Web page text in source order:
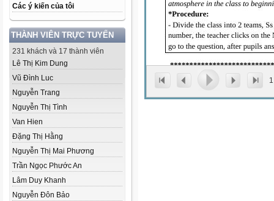
Các ý kiến của tôi
THÀNH VIÊN TRỰC TUYẾN
231 khách và 17 thành viên
Lê Thị Kim Dung
Vũ Đình Luc
Nguyễn Trang
Nguyễn Thị Tình
Van Hien
Đặng Thị Hằng
Nguyễn Thị Mai Phương
Trần Ngọc Phước An
Lâm Duy Khanh
Nguyễn Đôn Bảo
1